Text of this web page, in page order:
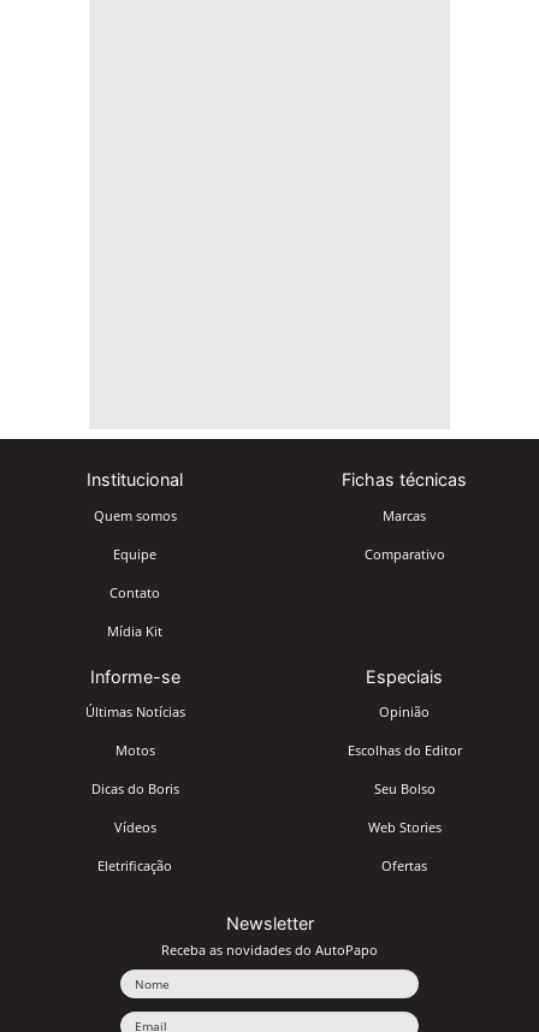
Institucional
Quem somos
Equipe
Contato
Mídia Kit
Fichas técnicas
Marcas
Comparativo
Informe-se
Últimas Notícias
Motos
Dicas do Boris
Vídeos
Eletrificação
Especiais
Opinião
Escolhas do Editor
Seu Bolso
Web Stories
Ofertas
Newsletter
Receba as novidades do AutoPapo